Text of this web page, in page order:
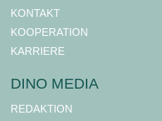
KONTAKT
KOOPERATION
KARRIERE
DINO MEDIA
REDAKTION